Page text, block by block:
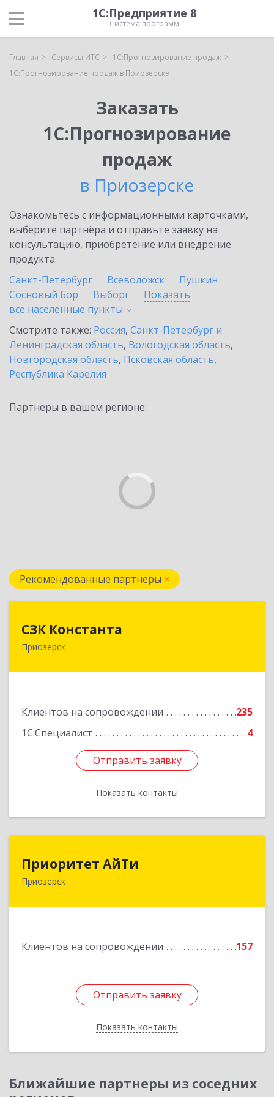
1С:Предприятие 8
Система программ
Главная Сервисы ИТС
1С:Прогнозирование продаж
1С:Прогнозирование продаж в Приозерске
Заказать
1С:Прогнозирование
продаж
в Приозерске
Ознакомьтесь с информационными карточками,
выберите партнёра и отправьте заявку на
консультацию, приобретение или внедрение
продукта.
Санкт-Петербург
Всеволожск
Пушкин
Сосновый Бор
Выборг
Показать
все населенные пункты
Смотрите также: Россия, Санкт-Петербург и
Ленинградская область, Вологодская область,
Новгородская область, Псковская область,
Республика Карелия
Партнеры в вашем регионе:
Рекомендованные партнеры
СЗК Константа
Приозерск
Клиентов на сопровождении
235
1С:Специалист
4
Отправить заявку
Показать контакты
188760, Ленинградская обл, Приозерск г,
Отправить заявку
Назад
Приоритет АйТи
Приозерск
Клиентов на сопровождении 157
Отправить заявку
Показать контакты
188760, Ленинградская обл, Приозерский р-н,
Подробнее
Отправить заявку
Назад
Ближайшие партнеры из соседних